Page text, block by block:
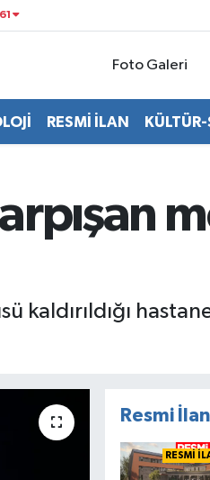
Foto Galeri
RESMİ İLAN
kaldırıldığı
Resmi
RESMİ